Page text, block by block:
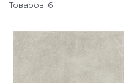
Товаров: 6